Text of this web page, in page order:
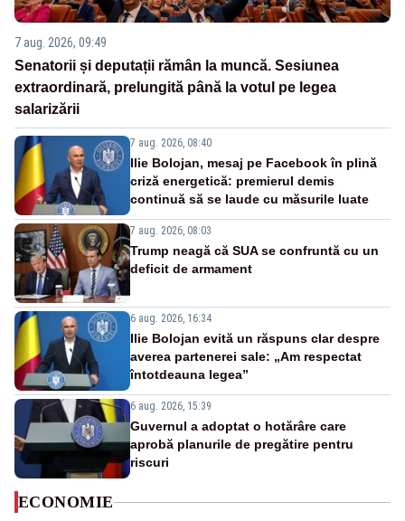
7 aug. 2026, 09:49
Senatorii și deputații rămân la muncă. Sesiunea
extraordinară, prelungită până la votul pe legea
salarizării
7 aug. 2026, 08:40
Ilie Bolojan, mesaj pe Facebook în plină
criză energetică: premierul demis
continuă să se laude cu măsurile luate
7 aug. 2026, 08:03
Trump neagă că SUA se confruntă cu un
deficit de armament
6 aug. 2026, 16:34
Ilie Bolojan evită un răspuns clar despre
averea partenerei sale: „Am respectat
întotdeauna legea”
6 aug. 2026, 15:39
Guvernul a adoptat o hotărâre care
aprobă planurile de pregătire pentru
riscuri
ECONOMIE